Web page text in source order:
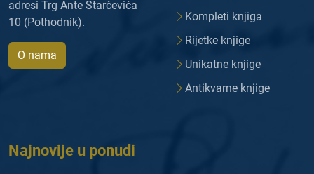
adresi Trg Ante Starčevića
10 (Pothodnik).
O nama
Kompleti knjiga
Rijetke knjige
Unikatne knjige
Antikvarne knjige
Najnovije u ponudi